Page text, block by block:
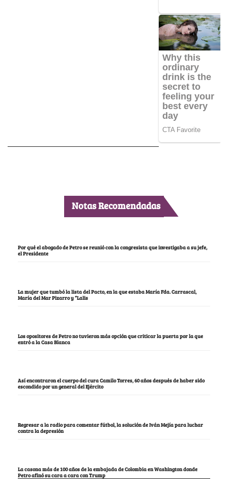
Notas Recomendadas
Por qué el abogado de Petro se reunió con la congresista que investigaba a su jefe,
el Presidente
La mujer que tumbó la lista del Pacto, en la que estaba María Fda. Carrascal,
María del Mar Pizarro y “Lalis
Los opositores de Petro no tuvieron más opción que criticar la puerta por la que
entró a la Casa Blanca
Así encontraron el cuerpo del cura Camilo Torres, 60 años después de haber sido
escondido por un general del Ejército
Regresar a la radio para comentar fútbol, la solución de Iván Mejía para luchar
contra la depresión
La casona más de 100 años de la embajada de Colombia en Washington donde
Petro afinó su cara a cara con Trump